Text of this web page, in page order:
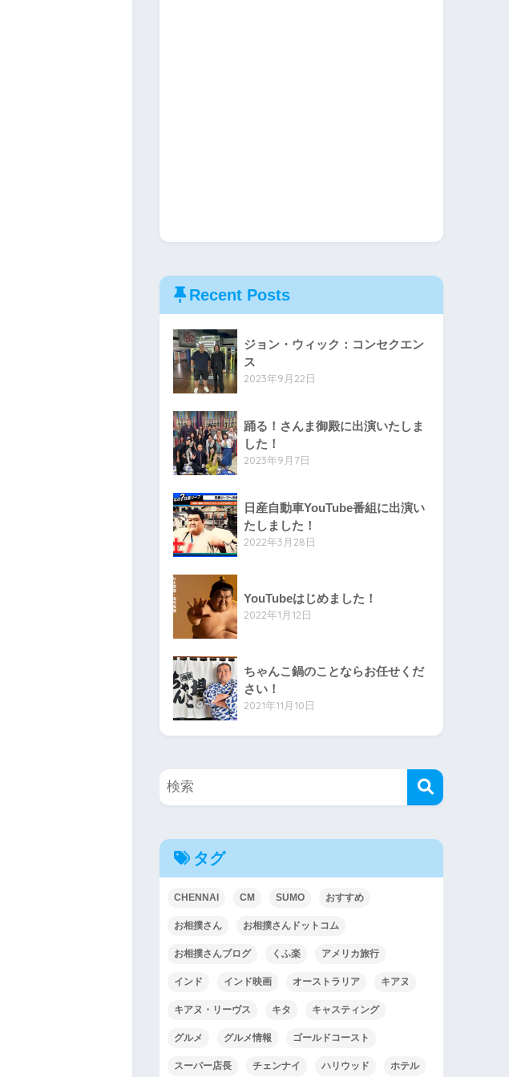
Recent Posts
ジョン・ウィック：コンセクエン
ス
2023年9月22日
踊る！さんま御殿に出演いたしま
した！
2023年9月7日
日産自動車YouTube番組に出演い
たしました！
2022年3月28日
YouTubeはじめました！
2022年1月12日
ちゃんこ鍋のことならお任せくだ
さい！
2021年11月10日
タグ
CHENNAI CM SUMO おすすめ
お相撲さん お相撲さんドットコム
お相撲さんブログ くふ楽 アメリカ旅行
インド インド映画 オーストラリア キアヌ
キアヌ・リーヴス キタ キャスティング
グルメ グルメ情報 ゴールドコースト
スーパー店長 チェンナイ ハリウッド ホテル